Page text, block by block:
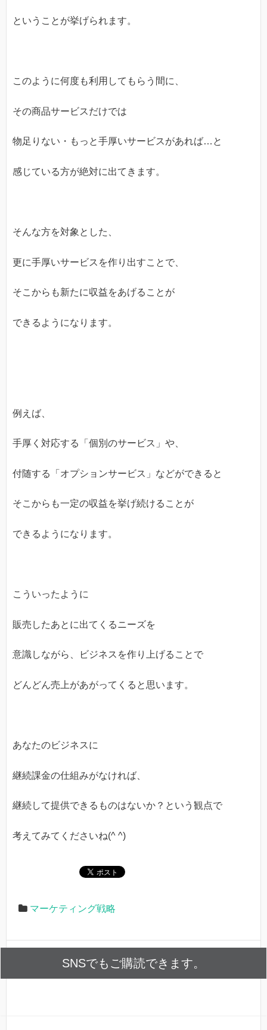
ということが挙げられます。
このように何度も利用してもらう間に、
その商品サービスだけでは
物足りない・もっと手厚いサービスがあれば…と
感じている方が絶対に出てきます。
そんな方を対象とした、
更に手厚いサービスを作り出すことで、
そこからも新たに収益をあげることが
できるようになります。
例えば、
手厚く対応する「個別のサービス」や、
付随する「オプションサービス」などができると
そこからも一定の収益を挙げ続けることが
できるようになります。
こういったように
販売したあとに出てくるニーズを
意識しながら、ビジネスを作り上げることで
どんどん売上があがってくると思います。
あなたのビジネスに
継続課金の仕組みがなければ、
継続して提供できるものはないか？という観点で
考えてみてくださいね(^ ^)
マーケティング戦略
SNSでもご購読できます。